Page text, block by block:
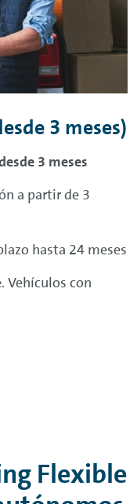
3 meses)
3 meses
a partir de 3
hasta 24 meses
Vehículos con
Flexible